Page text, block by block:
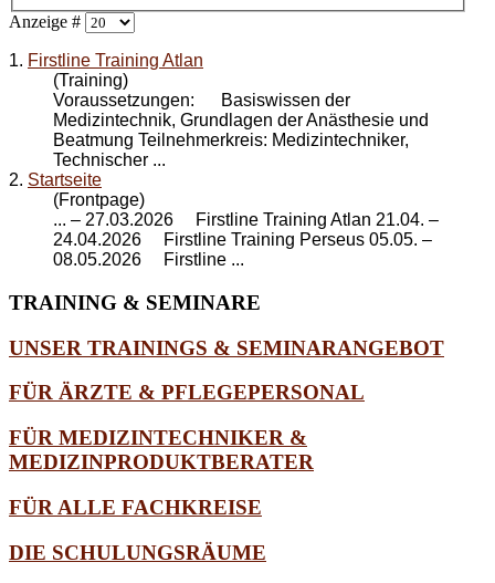
Anzeige #
1. Firstline Training Atlan
(Training)
Voraussetzungen: Basiswissen der
Medizintechnik, Grundlagen der Anästhesie und
Beatmung Teilnehmerkreis: Medizintechniker,
Technischer ...
2. Startseite
(Frontpage)
... – 27.03.2026
Firstline Training Atlan 21.04. –
24.04.2026 Firstline Training Perseus 05.05. –
08.05.2026 Firstline ...
TRAINING & SEMINARE
UNSER TRAININGS & SEMINARANGEBOT
FÜR ÄRZTE & PFLEGEPERSONAL
FÜR MEDIZINTECHNIKER &
MEDIZINPRODUKTBERATER
FÜR ALLE FACHKREISE
DIE SCHULUNGSRÄUME